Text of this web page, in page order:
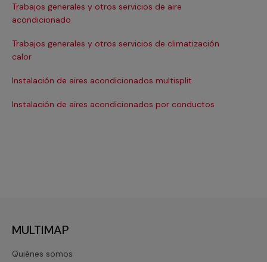
Trabajos generales y otros servicios de aire
acondicionado
Trabajos generales y otros servicios de climatización
calor
Instalación de aires acondicionados multisplit
Instalación de aires acondicionados por conductos
MULTIMAP
Quiénes somos